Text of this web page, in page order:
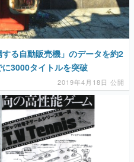
る自動販売機」のデータを約2
3000タイトルを突破
2019年4月18日 公開